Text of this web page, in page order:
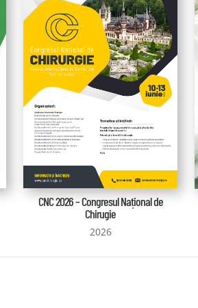
CNC 2026 – Congresul Național de
Chirugie
2026